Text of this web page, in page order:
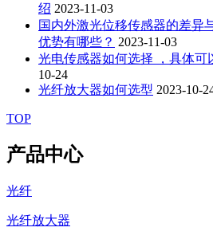
绍 2023-11-03
国内外激光位移传感器的差异
优势有哪些？ 2023-11-03
光电传感器如何选择 ，具体可
10-24
光纤放大器如何选型 2023-10-
TOP
产品中心
光纤
光纤放大器